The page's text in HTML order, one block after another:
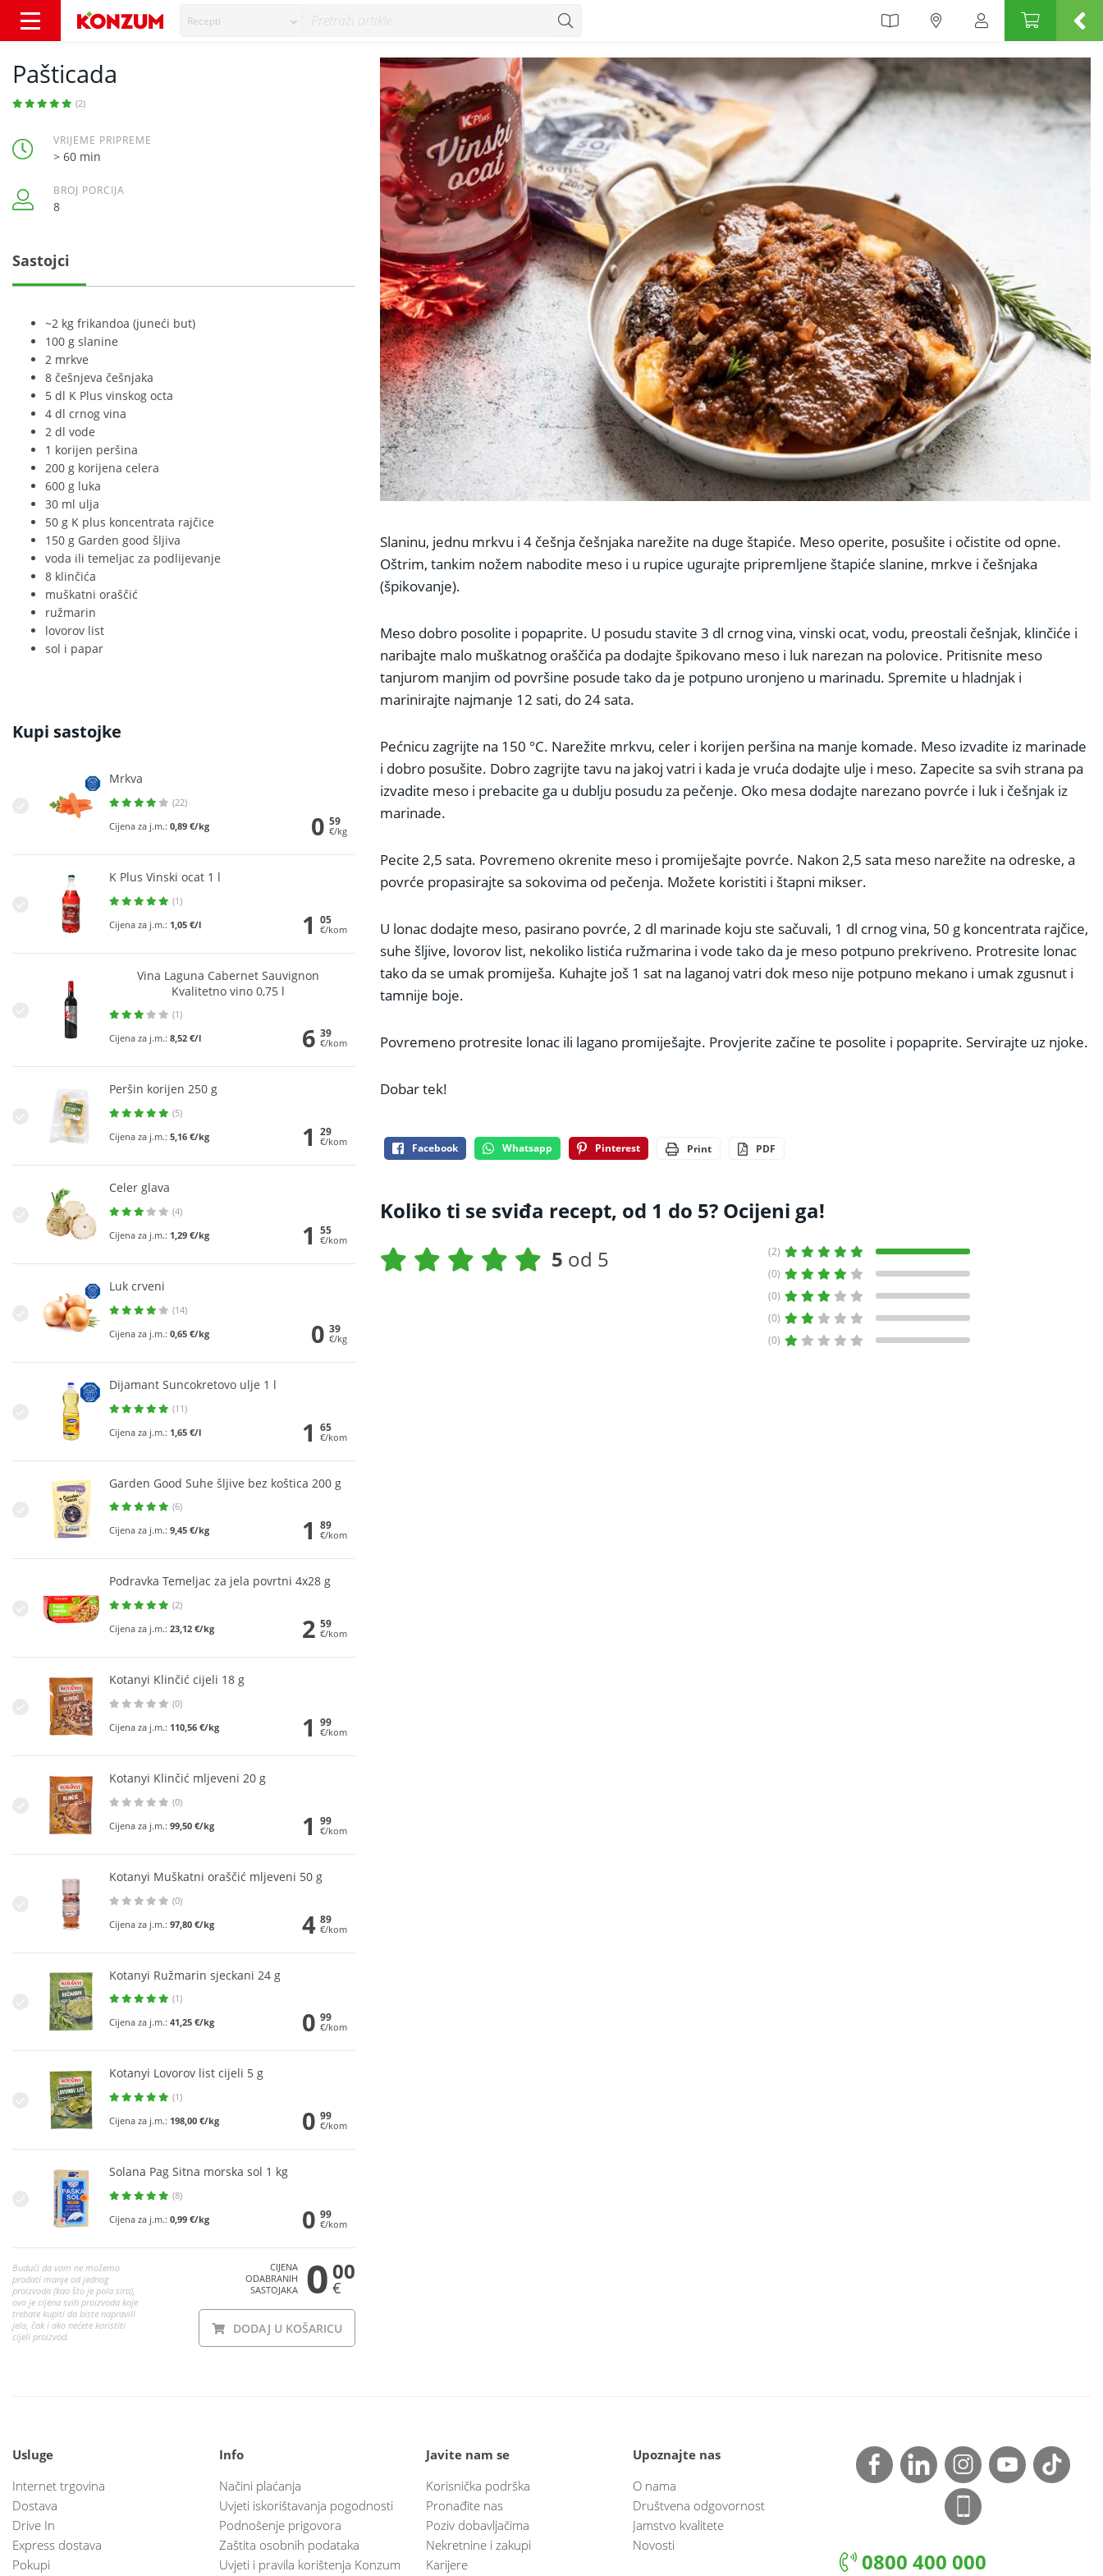
Recepti
Pašticada
(2)
VRIJEME PRIPREME
> 60 min
BROJ PORCIJA
8
Sastojci
~2 kg frikandoa (juneći but)
100 g slanine
2 mrkve
8 češnjeva češnjaka
5 dl K Plus vinskog octa
4 dl crnog vina
2 dl vode
1 korijen peršina
200 g korijena celera
600 g luka
30 ml ulja
50 g K plus koncentrata rajčice
150 g Garden good šljiva
voda ili temeljac za podlijevanje
8 klinčića
muškatni oraščić
ružmarin
lovorov list
sol i papar
Kupi sastojke
Mrkva
(22)
Cijena za j.m.: 0,89 €/kg 0 59
€/kg
K Plus Vinski ocat 1 l
(1)
Cijena za j.m.: 1,05 €/l 1 05
€/kom
Vina Laguna Cabernet Sauvignon
Kvalitetno vino 0,75 l
(1)
Cijena za j.m.: 8,52 €/l 6 39
€/kom
Peršin korijen 250 g
(5)
Cijena za j.m.: 5,16 €/kg 1 29
€/kom
Celer glava
(4)
Cijena za j.m.: 1,29 €/kg 1 55
€/kom
Luk crveni
(14)
Cijena za j.m.: 0,65 €/kg 0 39
€/kg
Dijamant Suncokretovo ulje 1 l
(11)
Cijena za j.m.: 1,65 €/l 1 65
€/kom
Garden Good Suhe šljive bez koštica 200 g
(6)
Cijena za j.m.: 9,45 €/kg 1 89
€/kom
Podravka Temeljac za jela povrtni 4x28 g
(2)
Cijena za j.m.: 23,12 €/kg 2 59
€/kom
Kotanyi Klinčić cijeli 18 g
(0)
Cijena za j.m.: 110,56 €/kg 1 99
€/kom
Kotanyi Klinčić mljeveni 20 g
(0)
Cijena za j.m.: 99,50 €/kg 1 99
€/kom
Kotanyi Muškatni oraščić mljeveni 50 g
(0)
Cijena za j.m.: 97,80 €/kg 4 89
€/kom
Kotanyi Ružmarin sjeckani 24 g
(1)
Cijena za j.m.: 41,25 €/kg 0 99
€/kom
Kotanyi Lovorov list cijeli 5 g
(1)
Cijena za j.m.: 198,00 €/kg 0 99
€/kom
Solana Pag Sitna morska sol 1 kg
(8)
Cijena za j.m.: 0,99 €/kg 0 99
€/kom
Budući da vam ne možemo
prodati manje od jednog
proizvoda (kao što je pola sira),
ovo je cijena svih proizvoda koje
trebate kupiti da biste napravili
jelo, čak i ako nećete koristiti
cijeli proizvod.
CIJENA
ODABRANIH
SASTOJAKA
0 00
€
DODAJ U KOŠARICU
Slaninu, jednu mrkvu i 4 češnja češnjaka narežite na duge štapiće. Meso operite, posušite i očistite od opne.
Oštrim, tankim nožem nabodite meso i u rupice ugurajte pripremljene štapiće slanine, mrkve i češnjaka
(špikovanje).
Meso dobro posolite i popaprite. U posudu stavite 3 dl crnog vina, vinski ocat, vodu, preostali češnjak, klinčiće i
naribajte malo muškatnog oraščića pa dodajte špikovano meso i luk narezan na polovice. Pritisnite meso
tanjurom manjim od površine posude tako da je potpuno uronjeno u marinadu. Spremite u hladnjak i
marinirajte najmanje 12 sati, do 24 sata.
Pećnicu zagrijte na 150 °C. Narežite mrkvu, celer i korijen peršina na manje komade. Meso izvadite iz marinade
i dobro posušite. Dobro zagrijte tavu na jakoj vatri i kada je vruća dodajte ulje i meso. Zapecite sa svih strana pa
izvadite meso i prebacite ga u dublju posudu za pečenje. Oko mesa dodajte narezano povrće i luk i češnjak iz
marinade.
Pecite 2,5 sata. Povremeno okrenite meso i promiješajte povrće. Nakon 2,5 sata meso narežite na odreske, a
povrće propasirajte sa sokovima od pečenja. Možete koristiti i štapni mikser.
U lonac dodajte meso, pasirano povrće, 2 dl marinade koju ste sačuvali, 1 dl crnog vina, 50 g koncentrata rajčice,
suhe šljive, lovorov list, nekoliko listića ružmarina i vode tako da je meso potpuno prekriveno. Protresite lonac
tako da se umak promiješa. Kuhajte još 1 sat na laganoj vatri dok meso nije potpuno mekano i umak zgusnut i
tamnije boje.
Povremeno protresite lonac ili lagano promiješajte. Provjerite začine te posolite i popaprite. Servirajte uz njoke.
Dobar tek!
Facebook Whatsapp Pinterest Print PDF
Koliko ti se sviđa recept, od 1 do 5? Ocijeni ga!
5 od 5
(2)
(0)
(0)
(0)
(0)
Usluge
Internet trgovina
Dostava
Drive In
Express dostava
Pokupi
Info
Načini plaćanja
Uvjeti iskorištavanja pogodnosti
Podnošenje prigovora
Zaštita osobnih podataka
Uvjeti i pravila korištenja Konzum
Javite nam se
Korisnička podrška
Pronađite nas
Poziv dobavljačima
Nekretnine i zakupi
Karijere
Upoznajte nas
O nama
Društvena odgovornost
Jamstvo kvalitete
Novosti
0800 400 000